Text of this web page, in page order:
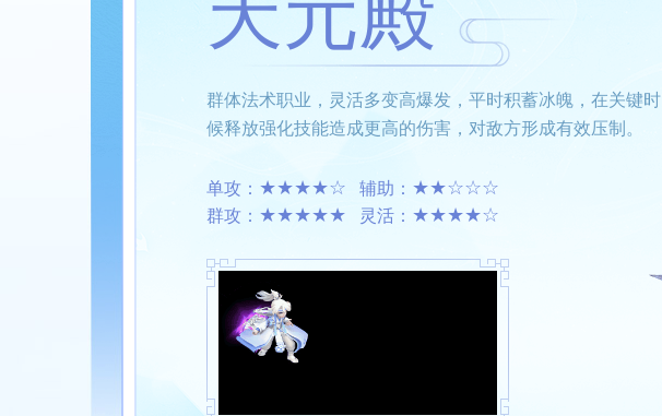
群体法术职业，灵活多变高爆发，平时积蓄冰魄，在关键时
候释放强化技能造成更高的伤害，对敌方形成有效压制。
单攻： ★★★★☆ 辅助： ★★☆☆☆
群攻： ★★★★★ 灵活： ★★★★☆